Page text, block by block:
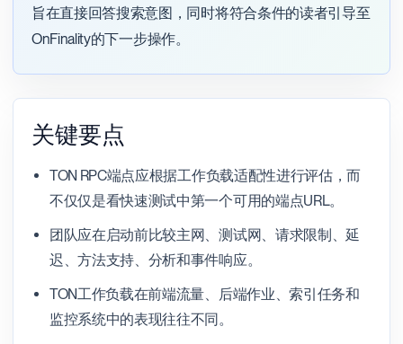
旨在直接回答搜索意图，同时将符合条件的读者引导至
OnFinality的下一步操作。
关键要点
TON RPC端点应根据工作负载适配性进行评估，而
不仅仅是看快速测试中第一个可用的端点URL。
团队应在启动前比较主网、测试网、请求限制、延
迟、方法支持、分析和事件响应。
TON工作负载在前端流量、后端作业、索引任务和
监控系统中的表现往往不同。